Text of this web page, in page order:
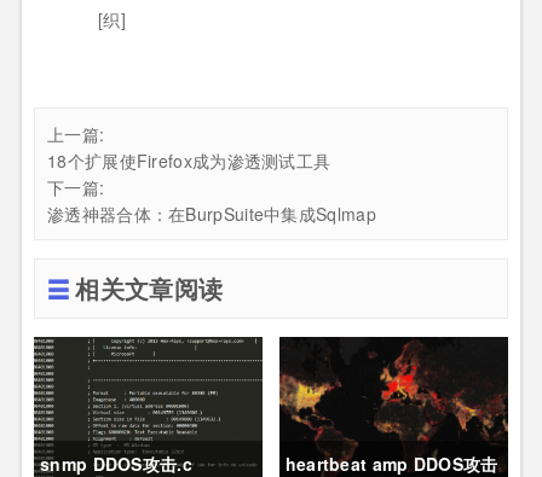
[织]
上一篇:
18个扩展使Firefox成为渗透测试工具
下一篇:
渗透神器合体：在BurpSuite中集成Sqlmap
相关文章阅读
snmp DDOS攻击.c
heartbeat amp DDOS攻击